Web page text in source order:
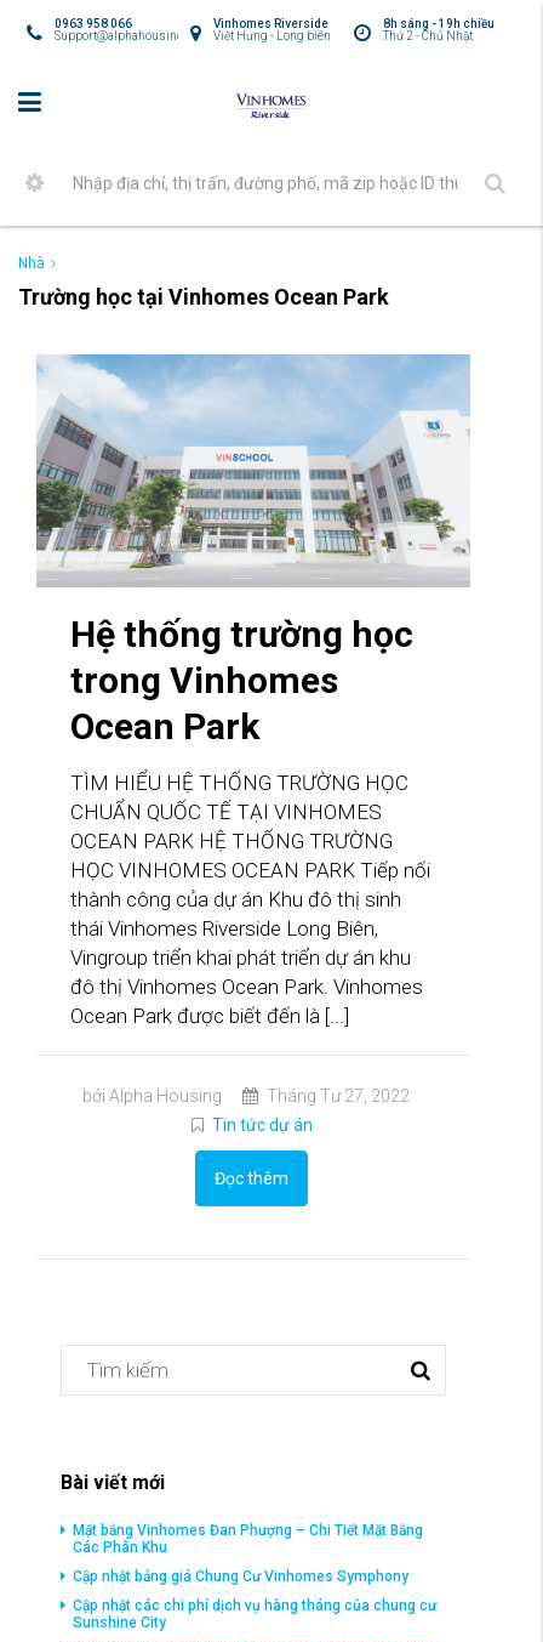
8h sáng - 19h chiều
Thứ 2 - Chủ Nhật
Vinhomes Riverside
Việt Hưng - Long biên
0963 958 066
Support@alphahousing.vn
Nhà
Trường học tại Vinhomes Ocean Park
Hệ thống trường học
trong Vinhomes
Ocean Park
TÌM HIỂU HỆ THỐNG TRƯỜNG HỌC
CHUẨN QUỐC TẾ TẠI VINHOMES
OCEAN PARK HỆ THỐNG TRƯỜNG
HỌC VINHOMES OCEAN PARK Tiếp nối
thành công của dự án Khu đô thị sinh
thái Vinhomes Riverside Long Biên,
Vingroup triển khai phát triển dự án khu
đô thị Vinhomes Ocean Park. Vinhomes
Ocean Park được biết đến là [...]
bởi Alpha Housing
Tháng Tư 27, 2022
Tin tức dự án
Đọc thêm
Bài viết mới
Mặt bằng Vinhomes Đan Phượng – Chi Tiết Mặt Bằng
Các Phân Khu
Cập nhật bảng giá Chung Cư Vinhomes Symphony
Cập nhật các chi phí dịch vụ hàng tháng của chung cư
Sunshine City